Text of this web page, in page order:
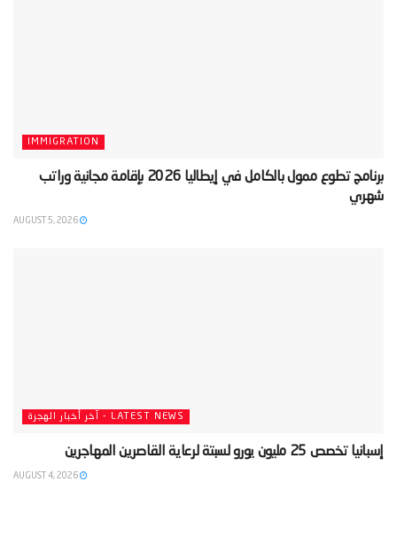
IMMIGRATION
‫برنامج تطوع ممول بالكامل في إيطاليا 2026 بإقامة مجانية وراتب
شهري‬
LATEST NEWS - آخر أخبار الهجرة
‫إسبانيا تخصص 25 مليون يورو لسبتة لرعاية القاصرين المهاجرين‬